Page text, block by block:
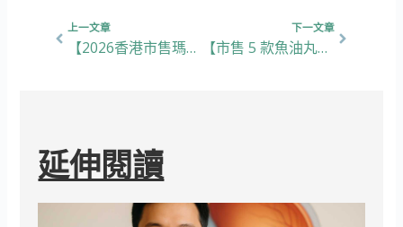
上一文章
【2026香港市售瑪卡產品大評比】你知道瑪卡到底要怎麼挑選嗎？
下一文章
【市售 5 款魚油丸實測】Omega-3有咩好處，要點揀?膽固醇過高、心血管保養要點食?
延伸閱讀